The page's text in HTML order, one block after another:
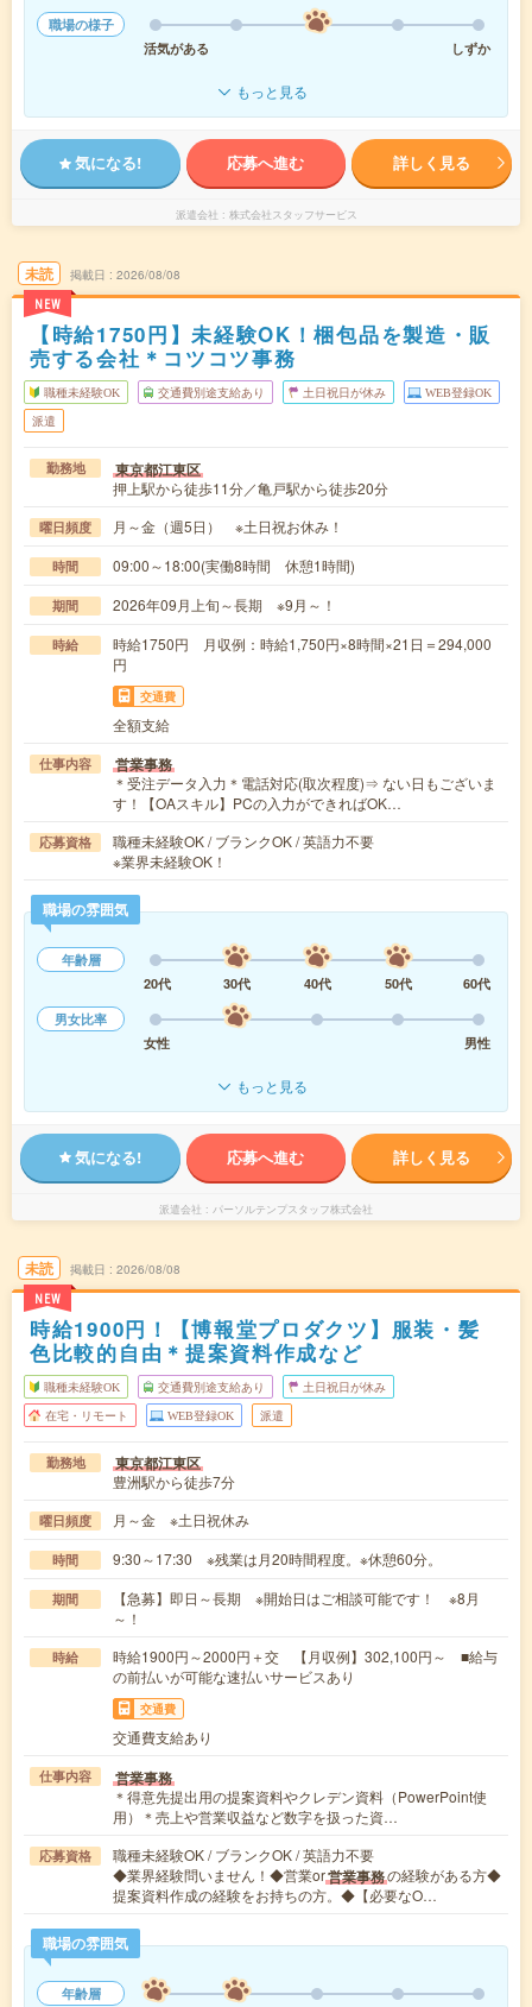
職場の様子
活気がある
しずか
もっと見る
気になる! 応募へ進む 詳しく見る
派遣会社 株式会社スタッフサービス
未読
NEW
掲載日 2026/08/08
【時給1750円】未経験OK！梱包品を製造・販
売する会社＊コツコツ事務
職種未経験OK 交通費別途支給あり 土日祝日が休み WEB登録OK
派遣
勤務地 東京都江東区
押上駅から徒歩11分／亀戸駅から徒歩20分
曜日頻度 月～金（週5日） ※土日祝お休み！
時間 09:00～18:00(実働8時間 休憩1時間)
期間 2026年09月上旬～長期 ※9月～！
時給
時給1750円 月収例：時給1,750円×8時間×21日＝294,000
円
交通費
全額支給
仕事内容 営業事務
＊受注データ入力＊電話対応(取次程度)⇒ ない日もございま
す！【OAスキル】PCの入力ができればOK…
応募資格
職種未経験OK / ブランクOK / 英語力不要
※業界未経験OK！
職場の雰囲気
年齢層
20代
30代 40代 50代
60代
男女比率
女性
男性
もっと見る
気になる! 応募へ進む 詳しく見る
派遣会社 パーソルテンプスタッフ株式会社
未読
NEW
掲載日 2026/08/08
時給1900円！【博報堂プロダクツ】服装・髪
色比較的自由＊提案資料作成など
職種未経験OK 交通費別途支給あり 土日祝日が休み
在宅・リモート WEB登録OK 派遣
勤務地 東京都江東区
豊洲駅から徒歩7分
曜日頻度 月～金 ※土日祝休み
時間 9:30～17:30 ※残業は月20時間程度。※休憩60分。
期間
【急募】即日～長期 ※開始日はご相談可能です！ ※8月
～！
時給
時給1900円～2000円＋交 【月収例】302,100円～ ■給与
の前払いが可能な速払いサービスあり
交通費
交通費支給あり
仕事内容 営業事務
＊得意先提出用の提案資料やクレデン資料（PowerPoint使
用）＊売上や営業収益など数字を扱った資…
応募資格
職種未経験OK / ブランクOK / 英語力不要
◆業界経験問いません！◆営業or営業事務の経験がある方◆
提案資料作成の経験をお持ちの方。◆【必要なO…
職場の雰囲気
年齢層